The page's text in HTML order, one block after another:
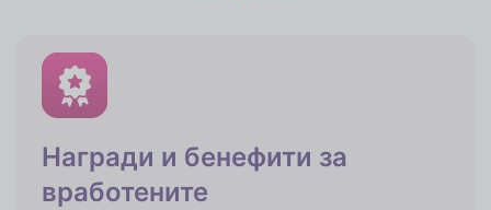
Награди и бенефити за
вработените